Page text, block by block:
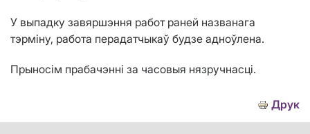
У выпадку завяршэння работ раней названага
тэрміну, работа перадатчыкаў будзе адноўлена.
Прыносім прабачэнні за часовыя нязручнасці.
Друк